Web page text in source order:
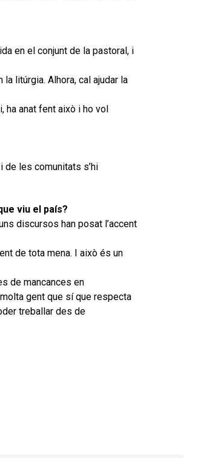
en el conjunt de la pastoral, i
litúrgia. Alhora, cal ajudar la
ha anat fent això i ho vol
les comunitats s’hi
viu el país?
discursos han posat l’accent
de tota mena. I això és un
de mancances en
gent que sí que respecta
treballar des de